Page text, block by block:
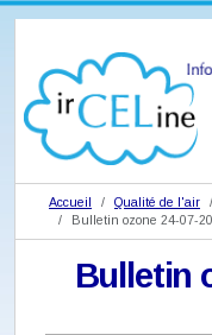
Accueil Qualité de l'air
Bulletin ozone 24-07-
Bulletin